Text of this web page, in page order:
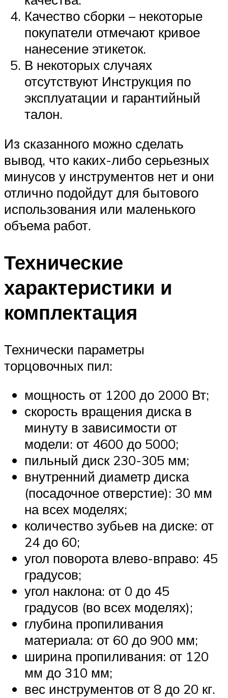
Качество сборки – некоторые
покупатели отмечают кривое
нанесение этикеток.
В некоторых случаях
отсутствуют Инструкция по
эксплуатации и гарантийный
талон.
Из сказанного можно сделать
вывод, что каких-либо серьезных
минусов у инструментов нет и они
отлично подойдут для бытового
использования или маленького
объема работ.
Технические
характеристики и
комплектация
Технически параметры
торцовочных пил:
мощность от 1200 до 2000 Вт;
скорость вращения диска в
минуту в зависимости от
модели: от 4600 до 5000;
пильный диск 230-305 мм;
внутренний диаметр диска
(посадочное отверстие): 30 мм
на всех моделях;
количество зубьев на диске: от
24 до 60;
угол поворота влево-вправо: 45
градусов;
угол наклона: от 0 до 45
градусов (во всех моделях);
глубина пропиливания
материала: от 60 до 900 мм;
ширина пропиливания: от 120
мм до 310 мм;
вес инструментов от 8 до 20 кг.